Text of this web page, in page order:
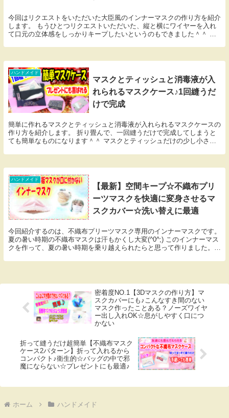
今回はリクエストをいただいた大臣風のインナーマスクの作り方を紹介
します。 もうひとつリクエストいただいた、縦と横にワイヤーを入れ
て口元の立体感をしっかりキープしたいというのもできました＾＾ 不
ハンドメイド
マスクとティッシュと消毒液が入
れられるマスクケース♪1回縫うだ
けで完成
簡単に作れるマスクとティッシュと消毒液が入れられるマスクケースの
作り方を紹介します。 折り畳んで、一回縫うだけで完成してしまうと
ても簡単なものになります＾＾ マスクとティッシュだけの少し小さめ
ハンドメイド
【最新】空間キープ☆不織布プリ
ーツマスクを快適に変身させるマ
スクカバー☆洗い替えに最適
今回紹介するのは、不織布プリーツマスク専用のインナーマスクです。
夏の暑い時期の不織布マスクは汗もかくし大変(^0^;) このインナーマス
クを作って、夏の暑い時期を乗り越えられたらと思って作りました。
密着度NO.1【3Dマスクの作り方】マ
スクカバーにも♪こんなすき間のない
マスク作ったことある？ノーズワイヤ
ー出し入れOK☆息がしやすく口につ
かない
折って縫うだけ超簡単【不織布マスク
ケース2パターン】折って入れるから
コンパクト♪衛生的☆バッグの中で邪
魔にならない☆プレゼントにも最適♪
ホーム ハンドメイド